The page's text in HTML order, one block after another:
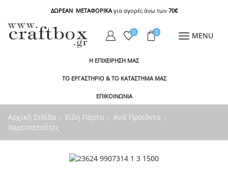
ΔΩΡΕΑΝ ΜΕΤΑΦΟΡΙΚΑγια αγορές άνω των 70€
0 0 MENU
Η ΕΠΙΧΕΙΡΗΣΗ ΜΑΣ
ΤΟ ΕΡΓΑΣΤΗΡΙΟ & ΤΟ ΚΑΤΑΣΤΗΜΑ ΜΑΣ
ΕΠΙΚΟΙΝΩΝΙΑ
Αρχική Σελίδα Είδη Πάρτυ
Ανά Προϊόντα
Χαρτοπετσέτες